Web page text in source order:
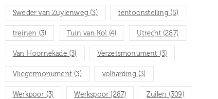
Sweder van Zuylenweg (3) tentoonstelling(5)
treinen (3) Tuin van Kol (4) Utrecht(287)
Van Hoornekade (3) Verzetsmonument (3)
Vliegermonument (3) volharding(3)
Werkpoor (3) Werkspoor (287) Zuilen (309)